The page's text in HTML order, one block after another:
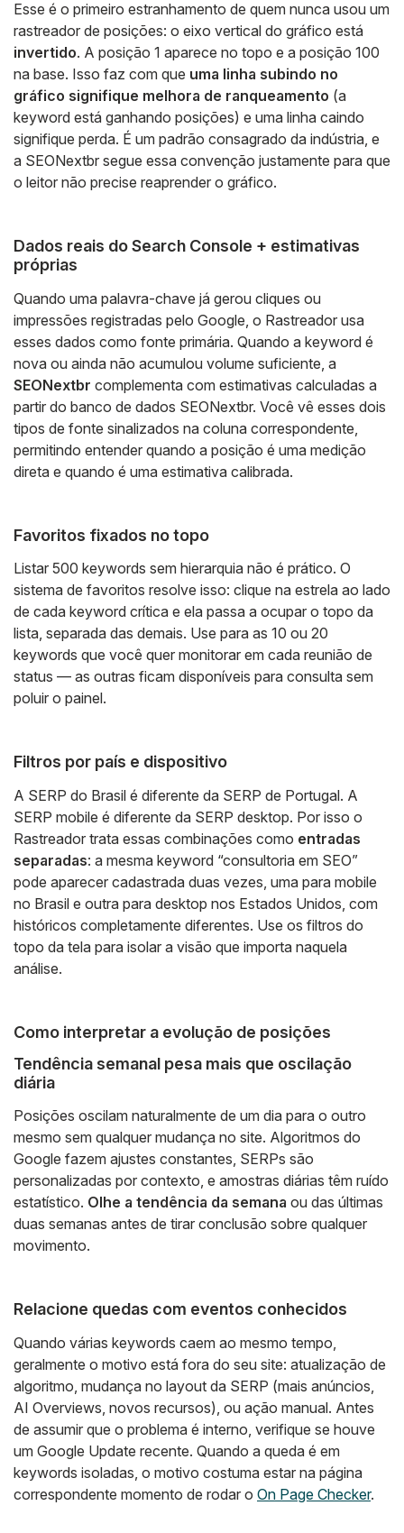
Esse é o primeiro estranhamento de quem nunca usou um
rastreador de posições: o eixo vertical do gráfico está
invertido. A posição 1 aparece no topo e a posição 100
na base. Isso faz com que uma linha subindo no
gráfico signifique melhora de ranqueamento (a
keyword está ganhando posições) e uma linha caindo
signifique perda. É um padrão consagrado da indústria, e
a SEONextbr segue essa convenção justamente para que
o leitor não precise reaprender o gráfico.
Dados reais do Search Console + estimativas
próprias
Quando uma palavra-chave já gerou cliques ou
impressões registradas pelo Google, o Rastreador usa
esses dados como fonte primária. Quando a keyword é
nova ou ainda não acumulou volume suficiente, a
SEONextbr complementa com estimativas calculadas a
partir do banco de dados SEONextbr. Você vê esses dois
tipos de fonte sinalizados na coluna correspondente,
permitindo entender quando a posição é uma medição
direta e quando é uma estimativa calibrada.
Favoritos fixados no topo
Listar 500 keywords sem hierarquia não é prático. O
sistema de favoritos resolve isso: clique na estrela ao lado
de cada keyword crítica e ela passa a ocupar o topo da
lista, separada das demais. Use para as 10 ou 20
keywords que você quer monitorar em cada reunião de
status — as outras ficam disponíveis para consulta sem
poluir o painel.
Filtros por país e dispositivo
A SERP do Brasil é diferente da SERP de Portugal. A
SERP mobile é diferente da SERP desktop. Por isso o
Rastreador trata essas combinações como entradas
separadas: a mesma keyword “consultoria em SEO”
pode aparecer cadastrada duas vezes, uma para mobile
no Brasil e outra para desktop nos Estados Unidos, com
históricos completamente diferentes. Use os filtros do
topo da tela para isolar a visão que importa naquela
análise.
Como interpretar a evolução de posições
Tendência semanal pesa mais que oscilação
diária
Posições oscilam naturalmente de um dia para o outro
mesmo sem qualquer mudança no site. Algoritmos do
Google fazem ajustes constantes, SERPs são
personalizadas por contexto, e amostras diárias têm ruído
estatístico. Olhe a tendência da semana ou das últimas
duas semanas antes de tirar conclusão sobre qualquer
movimento.
Relacione quedas com eventos conhecidos
Quando várias keywords caem ao mesmo tempo,
geralmente o motivo está fora do seu site: atualização de
algoritmo, mudança no layout da SERP (mais anúncios,
AI Overviews, novos recursos), ou ação manual. Antes
de assumir que o problema é interno, verifique se houve
um Google Update recente. Quando a queda é em
keywords isoladas, o motivo costuma estar na página
correspondente momento de rodar o On Page Checker.